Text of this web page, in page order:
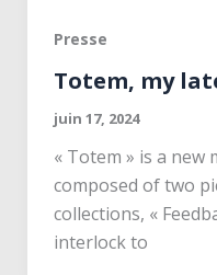
Presse
Totem, my
juin 17, 2024
« Totem » is a
composed of two
collections, «
interlock to